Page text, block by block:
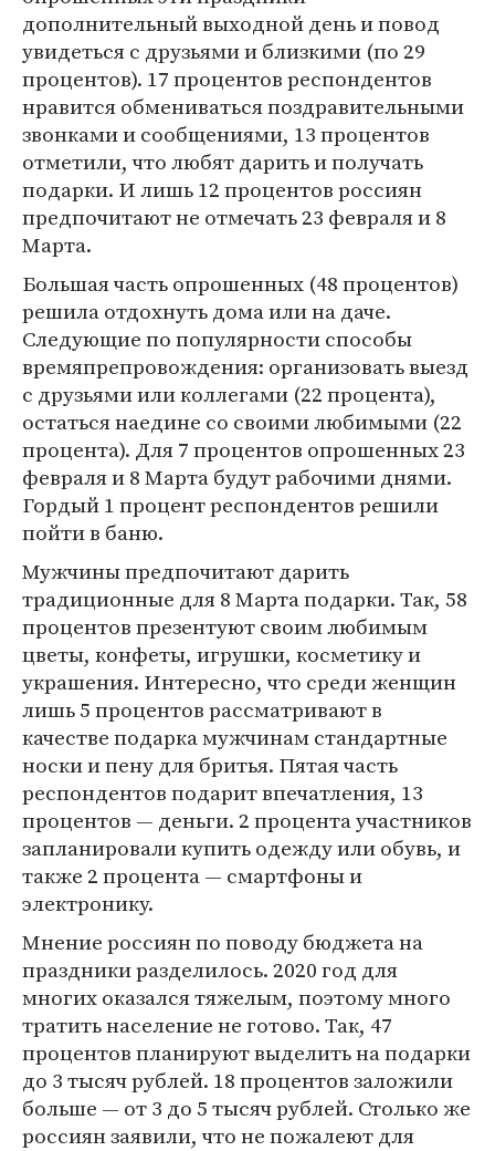
дополнительный выходной день и повод
увидеться с друзьями и близкими (по 29
процентов). 17 процентов респондентов
нравится обмениваться поздравительными
звонками и сообщениями, 13 процентов
отметили, что любят дарить и получать
подарки. И лишь 12 процентов россиян
предпочитают не отмечать 23 февраля и 8
Марта.
Большая часть опрошенных (48 процентов)
решила отдохнуть дома или на даче.
Следующие по популярности способы
времяпрепровождения: организовать выезд
с друзьями или коллегами (22 процента),
остаться наедине со своими любимыми (22
процента). Для 7 процентов опрошенных 23
февраля и 8 Марта будут рабочими днями.
Гордый 1 процент респондентов решили
пойти в баню.
Мужчины предпочитают дарить
традиционные для 8 Марта подарки. Так, 58
процентов презентуют своим любимым
цветы, конфеты, игрушки, косметику и
украшения. Интересно, что среди женщин
лишь 5 процентов рассматривают в
качестве подарка мужчинам стандартные
носки и пену для бритья. Пятая часть
респондентов подарит впечатления, 13
процентов — деньги. 2 процента участников
запланировали купить одежду или обувь, и
также 2 процента — смартфоны и
электронику.
Мнение россиян по поводу бюджета на
праздники разделилось. 2020 год для
многих оказался тяжелым, поэтому много
тратить население не готово. Так, 47
процентов планируют выделить на подарки
до 3 тысяч рублей. 18 процентов заложили
больше — от 3 до 5 тысяч рублей. Столько же
россиян заявили, что не пожалеют для